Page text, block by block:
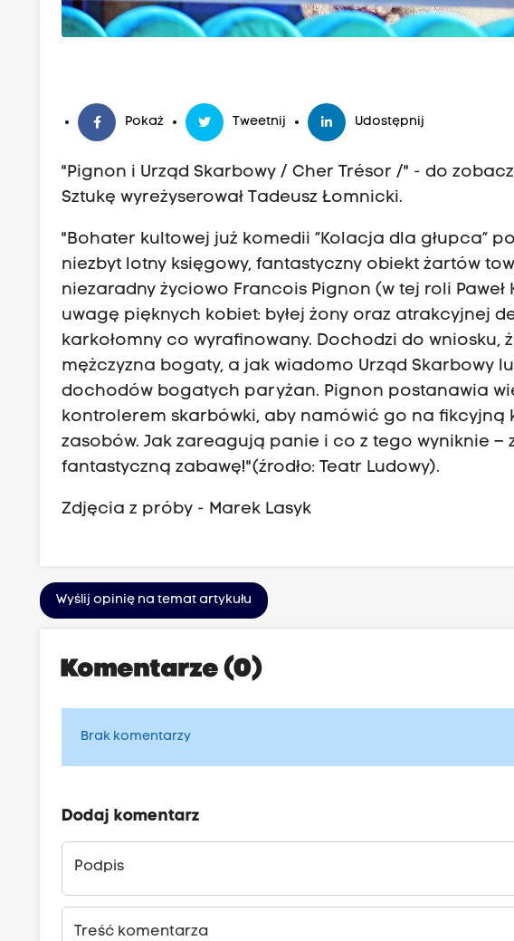
Pokaż Tweetnij Udostępnij
"Pignon i Urząd Skarbowy / Cher Trésor /" - do
Sztukę wyreżyserował Tadeusz Łomnicki.
"Bohater kultowej już komedii “Kolacja dla głupca”
niezbyt lotny księgowy, fantastyczny obiekt żartów
niezaradny życiowo Francois Pignon (w tej roli
uwagę pięknych kobiet: byłej żony oraz atrakcyjnej
karkołomny co wyrafinowany. Dochodzi do
mężczyzna bogaty, a jak wiadomo Urząd Skarbowy
dochodów bogatych paryżan. Pignon postanawia
kontrolerem skarbówki, aby namówić go na
zasobów. Jak zareagują panie i co z tego wyniknie
fantastyczną zabawę!" (źrodło: Teatr Ludowy).
Zdjęcia z próby - Marek Lasyk
Wyślij opinię na temat artykułu
Komentarze (0)
Brak komentarzy
Dodaj komentarz
Podpis
Treść komentarza